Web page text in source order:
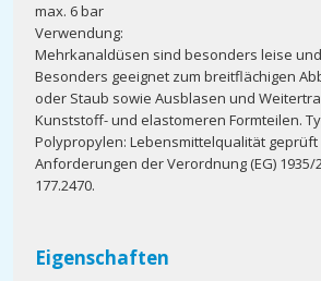
max. 6 bar
Verwendung:
Mehrkanaldüsen sind besonders leise
Besonders geeignet zum breitflächigen
oder Staub sowie Ausblasen und
Kunststoff- und elastomeren Formteilen.
Polypropylen: Lebensmittelqualität
Anforderungen der Verordnung (EG) 1935/
177.2470.
Eigenschaften